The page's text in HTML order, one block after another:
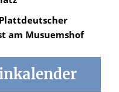
am Musuemshof